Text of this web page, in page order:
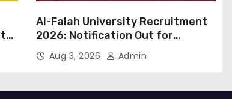
Al-Falah University Recruitment
2026: Notification Out for
Nursing, Paramedical &
Supporting Staff Posts, Apply
Aug 3, 2026 Admin